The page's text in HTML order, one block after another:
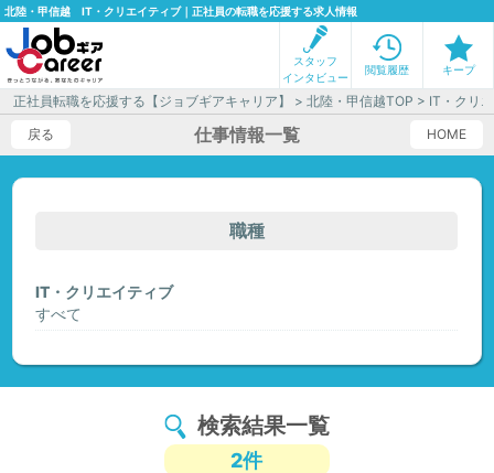
北陸・甲信越 IT・クリエイティブ｜正社員の転職を応援する求人情報
スタッフ
インタビュー
閲覧履歴 キープ
正社員転職を応援する【ジョブギアキャリア】 >北陸・甲信越TOP > IT・クリ
戻る
HOME
仕事情報一覧
職種
IT・クリエイティブ
すべて
検索結果一覧
2件